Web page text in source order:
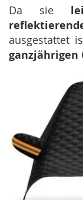
Da sie
ausgestattet
ganzjährigen